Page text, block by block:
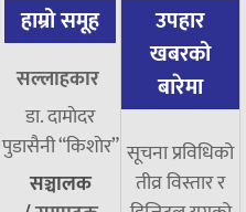
हाम्रो समूह
सल्लाहकार
डा. दामाेदर
पुडासैनी “किशाेर”
सञ्चालक
उपहार
खबरको
बारेमा
सूचना प्रविधिको
तीव्र विस्तार र